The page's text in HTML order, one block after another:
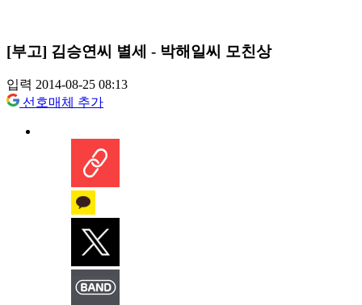
[부고] 김승연씨 별세 - 박해일씨 모친상
입력 2014-08-25 08:13
선호매체 추가